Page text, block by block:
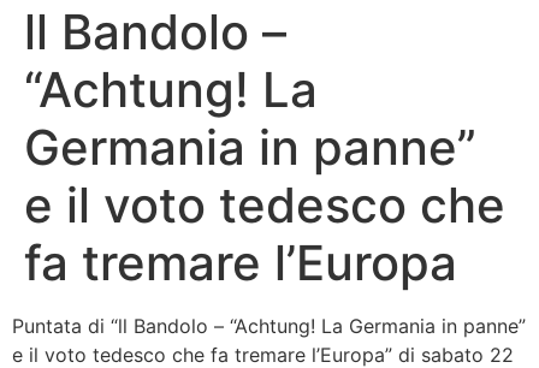
Quelli del Bandolo
Bandolo
Connessioni
Fondazione CERM
Fondazione CERM – Idee
ll Bandolo –
“Achtung! La
Germania in panne”
e il voto tedesco che
fa tremare l’Europa
Puntata di “ll Bandolo – “Achtung! La Germania in panne”
e il voto tedesco che fa tremare l’Europa” di sabato 22